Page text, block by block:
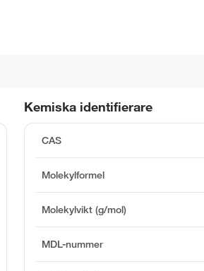
Kemiska identifierare
CAS
Molekylformel
Molekylvikt (g/mol)
MDL-nummer